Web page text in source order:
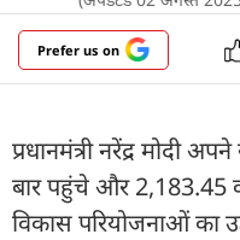
Prefer us on
प्रधानमंत्री नरेंद्र मोदी
बार पहुंचे और 2,183.45
विकास परियोजनाओं का